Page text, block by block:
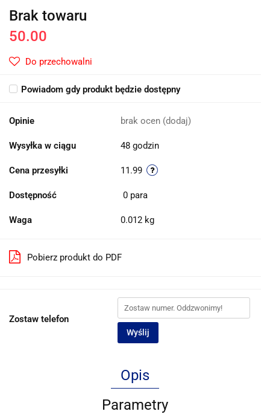
Brak towaru
50.00
Do przechowalni
Powiadom gdy produkt będzie dostępny
Opinie brak ocen (dodaj)
Wysyłka w ciągu 48 godzin
Cena przesyłki 11.99
Dostępność 0 para
Waga 0.012 kg
Pobierz produkt do PDF
Zostaw telefon
Wyślij
Opis
Parametry